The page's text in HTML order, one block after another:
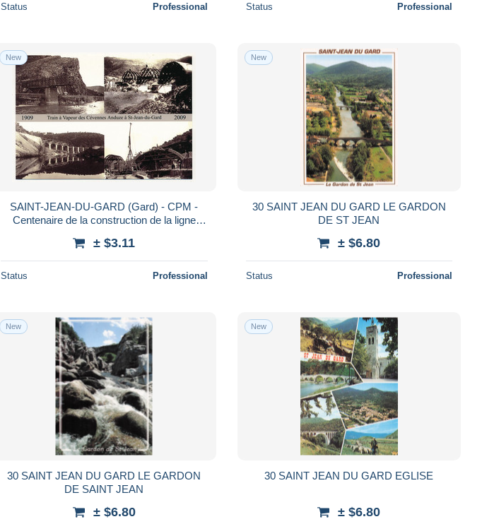
Status Professional Status Professional
New
SAINT-JEAN-DU-GARD (Gard) - CPM -
Centenaire de la construction de la ligne
± $3.11
Status Professional
New
30 SAINT JEAN DU GARD LE GARDON
DE ST JEAN
± $6.80
Status Professional
New
30 SAINT JEAN DU GARD LE GARDON
DE SAINT JEAN
± $6.80
New
30 SAINT JEAN DU GARD EGLISE
± $6.80